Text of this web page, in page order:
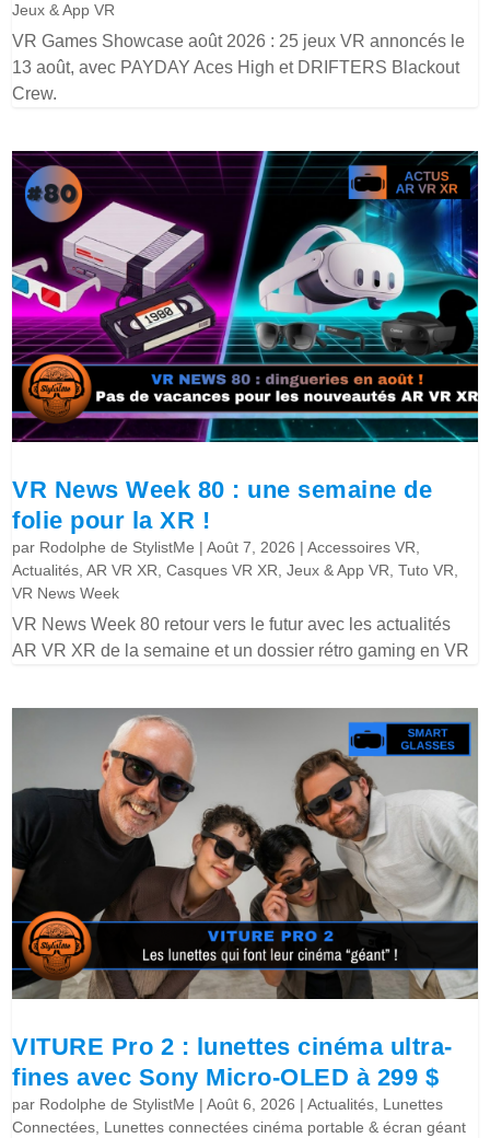
Jeux & App VR
VR Games Showcase août 2026 : 25 jeux VR annoncés le
13 août, avec PAYDAY Aces High et DRIFTERS Blackout
Crew.
VR News Week 80 : une semaine de
folie pour la XR !
par Rodolphe de StylistMe |Août 7, 2026 |Accessoires VR,
Actualités,AR VR XR,Casques VR XR,Jeux & App VR,Tuto VR,
VR News Week
VR News Week 80 retour vers le futur avec les actualités
AR VR XR de la semaine et un dossier rétro gaming en VR
VITURE Pro 2 : lunettes cinéma ultra-
fines avec Sony Micro-OLED à 299 $
par Rodolphe de StylistMe |Août 6, 2026 |Actualités, Lunettes
Connectées, Lunettes connectées cinéma portable & écran géant